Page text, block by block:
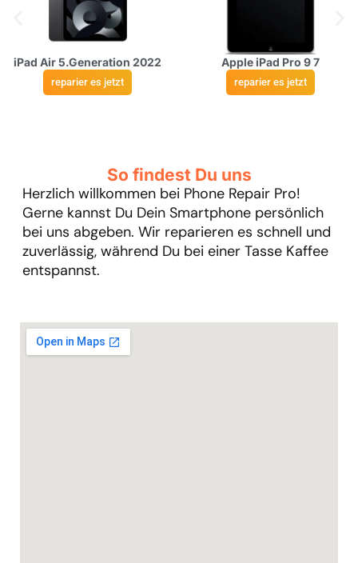
iPad Air 5.Generation 2022
reparier es jetzt
Apple iPad Pro 9 7
reparier es jetzt
So findest Du uns
Herzlich willkommen bei Phone Repair Pro!
Gerne kannst Du Dein Smartphone persönlich
bei uns abgeben. Wir reparieren es schnell und
zuverlässig, während Du bei einer Tasse Kaffee
entspannst.